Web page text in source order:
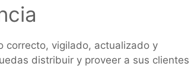
correcto, vigilado, actualizado y
distribuir y proveer a sus clientes